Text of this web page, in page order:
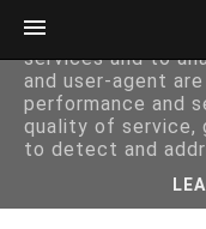
This site uses
services and to
and user-agent
performance and
quality of service,
to detect and